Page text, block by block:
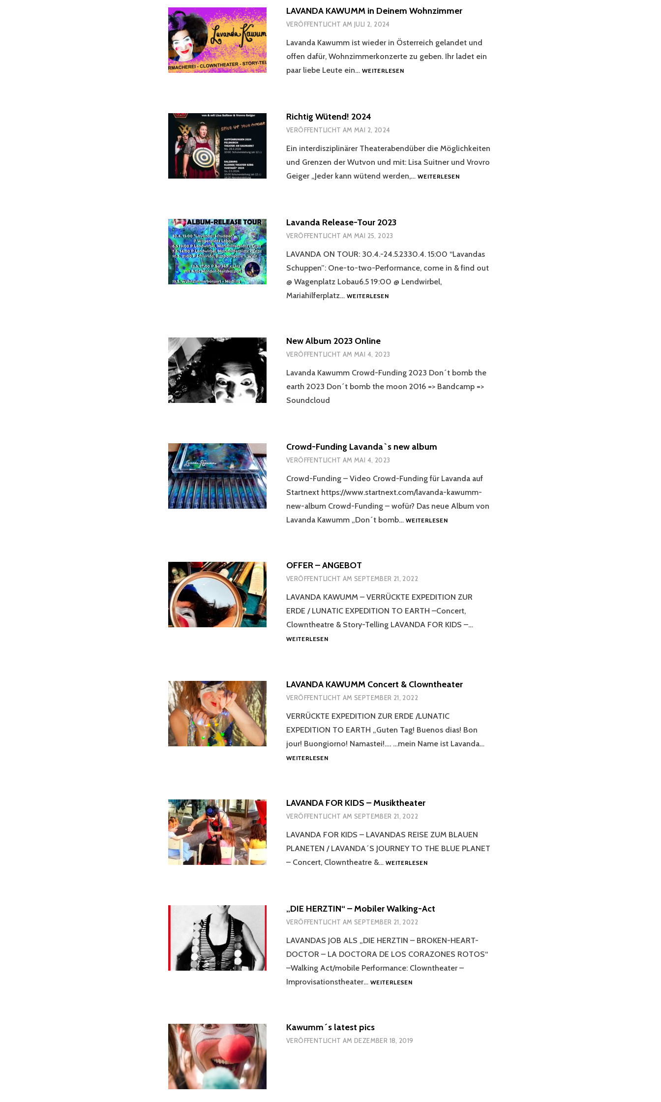
LAVANDA KAWUMM in Deinem Wohnzimmer
VERÖFFENTLICHT AMJULI 2, 2024
Lavanda Kawumm ist wieder in Österreich gelandet und
offen dafür, Wohnzimmerkonzerte zu geben. Ihr ladet ein
paar liebe Leute ein… WEITERLESENLAVANDA
Richtig Wütend! 2024
VERÖFFENTLICHT AM MAI 2, 2024
Ein interdisziplinärer Theaterabendüber die Möglichkeiten
und Grenzen der Wutvon und mit: Lisa Suitner und Vrovro
Geiger „Jeder kann wütend werden,… WEITERLESENRICHTIG
Lavanda Release-Tour 2023
VERÖFFENTLICHT AM MAI 25, 2023
LAVANDA ON TOUR: 30.4.-24.5.2330.4. 15:00 “Lavandas
Schuppen”: One-to-two-Performance, come in & find out
@ Wagenplatz Lobau6.5 19:00 @ Lendwirbel,
Mariahilferplatz… WEITERLESENLAVANDA
New Album 2023 Online
VERÖFFENTLICHT AMMAI 4, 2023
Lavanda Kawumm Crowd-Funding 2023 Don´t bomb the
earth 2023 Don´t bomb the moon 2016 => Bandcamp =>
Soundcloud
Crowd-Funding Lavanda`s new album
VERÖFFENTLICHT AMMAI 4, 2023
Crowd-Funding – Video Crowd-Funding für Lavanda auf
Startnext https://www.startnext.com/lavanda-kawumm-
new-album Crowd-Funding – wofür? Das neue Album von
Lavanda Kawumm „Don´t bomb… WEITERLESENCROWD-
OFFER – ANGEBOT
VERÖFFENTLICHT AMSEPTEMBER 21, 2022
LAVANDA KAWUMM – VERRÜCKTE EXPEDITION ZUR
ERDE / LUNATIC EXPEDITION TO EARTH –Concert,
Clowntheatre & Story-Telling LAVANDA FOR KIDS –…
WEITERLESENOFFER
LAVANDA KAWUMM Concert & Clowntheater
VERÖFFENTLICHT AMSEPTEMBER 21, 2022
VERRÜCKTE EXPEDITION ZUR ERDE /LUNATIC
EXPEDITION TO EARTH „Guten Tag! Buenos dias! Bon
jour! Buongiorno! Namastei!…. …mein Name ist Lavanda…
WEITERLESENLAVANDA
LAVANDA FOR KIDS – Musiktheater
VERÖFFENTLICHT AMSEPTEMBER 21, 2022
LAVANDA FOR KIDS – LAVANDAS REISE ZUM BLAUEN
PLANETEN / LAVANDA´S JOURNEY TO THE BLUE PLANET
– Concert, Clowntheatre &… WEITERLESENLAVANDA
„DIE HERZTIN“ – Mobiler Walking-Act
VERÖFFENTLICHT AMSEPTEMBER 21, 2022
LAVANDAS JOB ALS „DIE HERZTIN – BROKEN-HEART-
DOCTOR – LA DOCTORA DE LOS CORAZONES ROTOS“
–Walking Act/mobile Performance: Clowntheater –
Improvisationstheater… WEITERLESEN„DIE
Kawumm´s latest pics
VERÖFFENTLICHT AMDEZEMBER 18, 2019